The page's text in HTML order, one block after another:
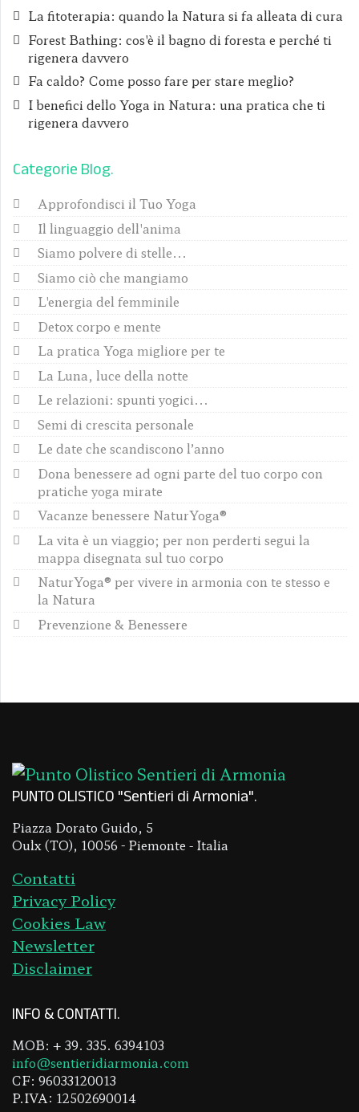
La fitoterapia: quando la Natura si fa alleata di cura
Forest Bathing: cos'è il bagno di foresta e perché ti
rigenera davvero
Fa caldo? Come posso fare per stare meglio?
I benefici dello Yoga in Natura: una pratica che ti
rigenera davvero
Categorie Blog
Approfondisci il Tuo Yoga
Il linguaggio dell'anima
Siamo polvere di stelle...
Siamo ciò che mangiamo
L'energia del femminile
Detox corpo e mente
La pratica Yoga migliore per te
La Luna, luce della notte
Le relazioni: spunti yogici...
Semi di crescita personale
Le date che scandiscono l’anno
Dona benessere ad ogni parte del tuo corpo con
pratiche yoga mirate
Vacanze benessere NaturYoga®
La vita è un viaggio; per non perderti segui la
mappa disegnata sul tuo corpo
NaturYoga® per vivere in armonia con te stesso e
la Natura
Prevenzione & Benessere
PUNTO OLISTICO "Sentieri di Armonia"
Piazza Dorato Guido, 5
Oulx (TO), 10056 - Piemonte - Italia
Contatti
Privacy Policy
Cookies Law
Newsletter
Disclaimer
INFO & CONTATTI
MOB: + 39. 335. 6394103
info@sentieridiarmonia.com
CF: 96033120013
P.IVA: 12502690014